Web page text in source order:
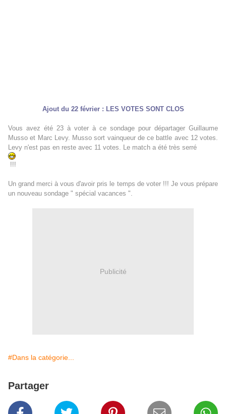
Ajout du 22 février : LES VOTES SONT CLOS
Vous avez été 23 à voter à ce sondage pour départager Guillaume
Musso et Marc Levy. Musso sort vainqueur de ce battle avec 12 votes.
Levy n'est pas en reste avec 11 votes. Le match a été très serré
!!!
Un grand merci à vous d'avoir pris le temps de voter !!! Je vous prépare
un nouveau sondage " spécial vacances ".
Publicité
#Dans la catégorie...
Partager